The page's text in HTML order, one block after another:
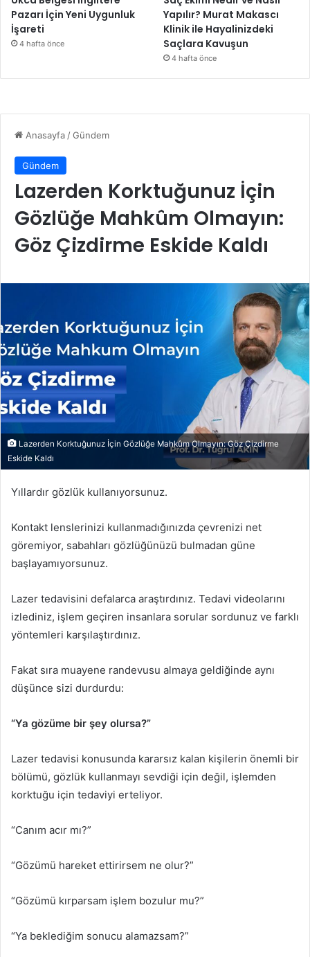
Pazarı İçin Yeni Uygunluk
İşareti
4 hafta önce
Yapılır? Murat Makascı
Klinik ile Hayalinizdeki
Saçlara Kavuşun
4 hafta önce